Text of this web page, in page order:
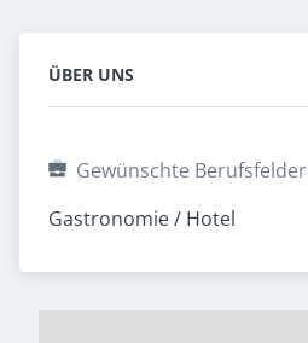
ÜBER UNS
Gewünschte Berufsfelder
Gastronomie / Hotel